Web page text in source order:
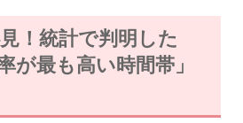
！統計で判明した
が最も高い時間帯」